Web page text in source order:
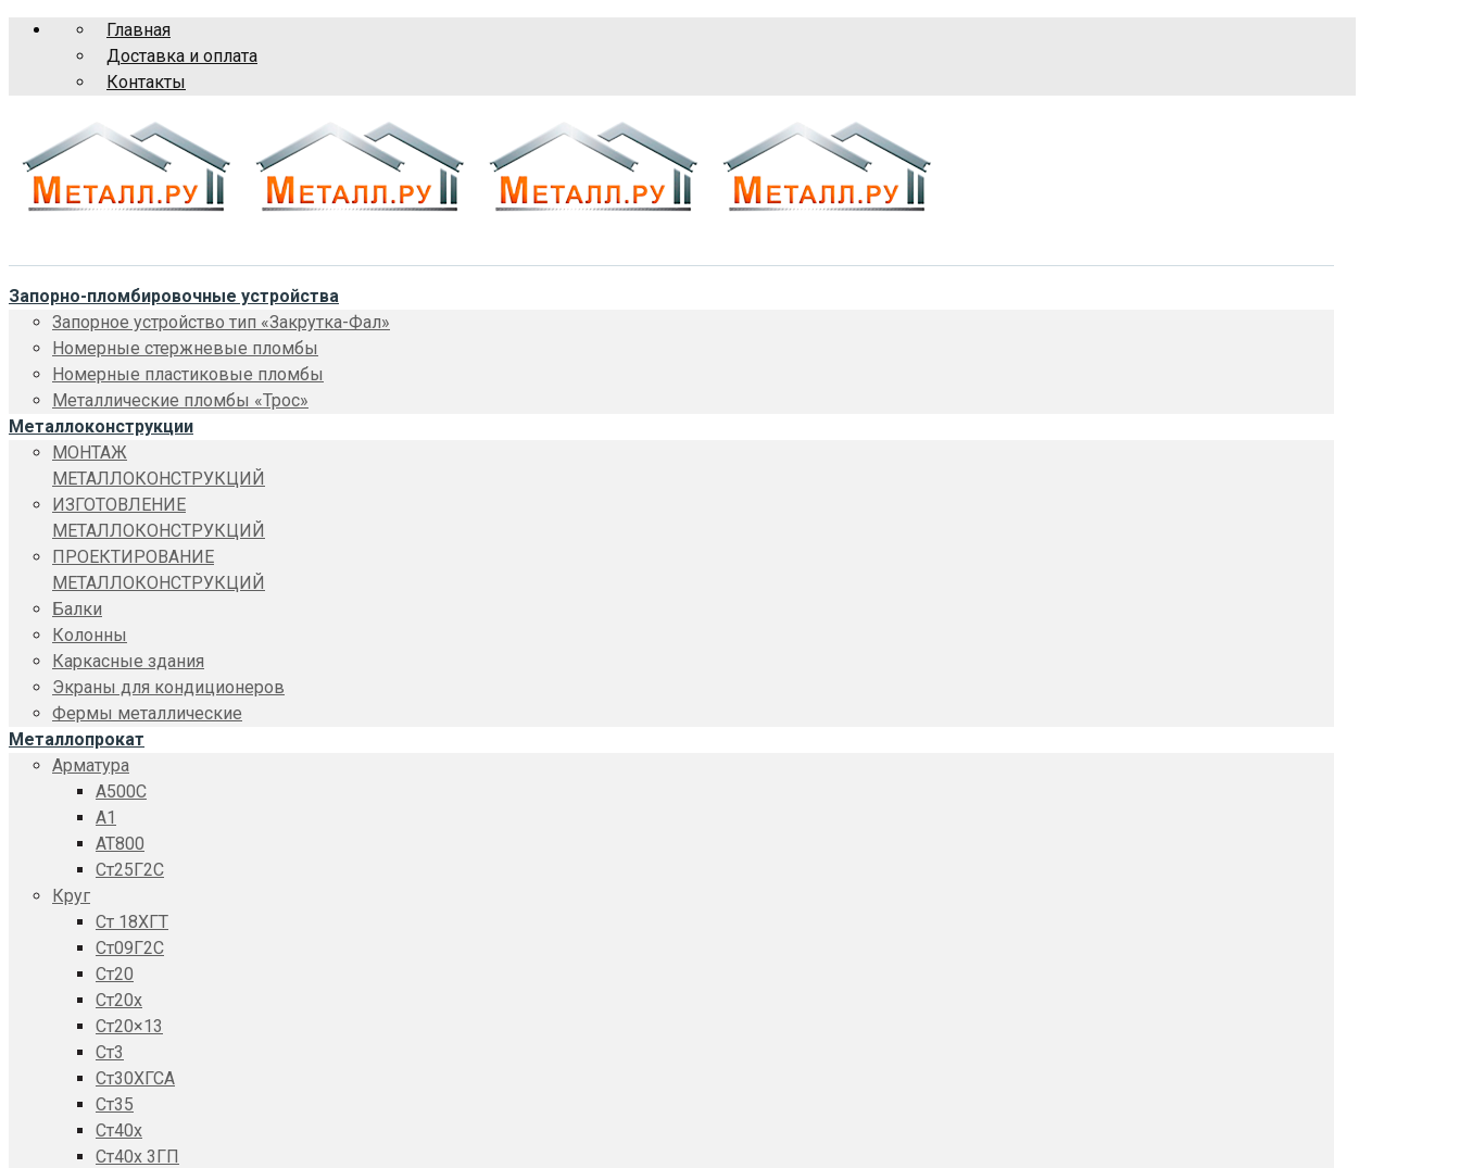
Главная
Доставка и оплата
Контакты
Запорно-пломбировочные устройства
Запорное устройство тип «Закрутка-Фал»
Номерные стержневые пломбы
Номерные пластиковые пломбы
Металлические пломбы «Трос»
Металлоконструкции
МОНТАЖ
МЕТАЛЛОКОНСТРУКЦИЙ
ИЗГОТОВЛЕНИЕ
МЕТАЛЛОКОНСТРУКЦИЙ
ПРОЕКТИРОВАНИЕ
МЕТАЛЛОКОНСТРУКЦИЙ
Балки
Колонны
Каркасные здания
Экраны для кондиционеров
Фермы металлические
Металлопрокат
Арматура
A500C
А1
АТ800
Ст25Г2С
Круг
Ст 18ХГТ
Ст09Г2С
Ст20
Ст20x
Ст20×13
Ст3
Ст30ХГСА
Ст35
Ст40х
Ст40х 3ГП